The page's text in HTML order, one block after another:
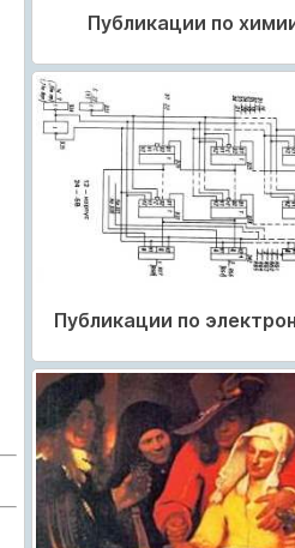
Публикации по
Публикации по